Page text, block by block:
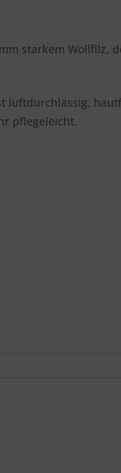
starkem Wollfilz,
luftdurchlässig,
pflegeleicht.